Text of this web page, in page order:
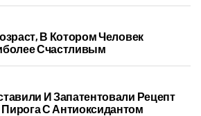
В Котором Человек
Счастливым
И Запатентовали Рецепт
С Антиоксидантом